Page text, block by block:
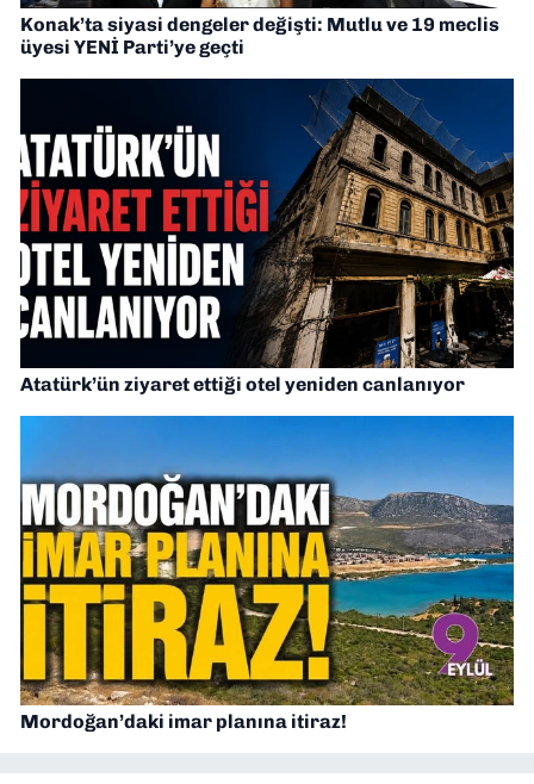
Konak’ta siyasi dengeler değişti: Mutlu ve 19 meclis
üyesi YENİ Parti’ye geçti
Atatürk’ün ziyaret ettiği otel yeniden canlanıyor
Mordoğan’daki imar planına itiraz!